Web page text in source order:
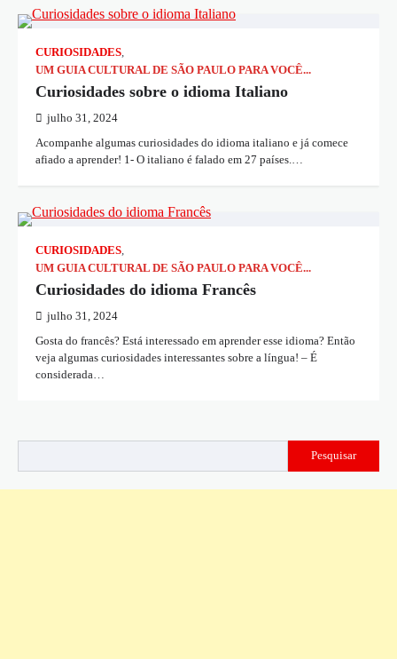
CURIOSIDADES,
UM GUIA CULTURAL DE SÃO PAULO PARA VOCÊ...
Curiosidades sobre o idioma Italiano
julho 31, 2024
Acompanhe algumas curiosidades do idioma italiano e já comece
afiado a aprender! 1- O italiano é falado em 27 países.…
CURIOSIDADES,
UM GUIA CULTURAL DE SÃO PAULO PARA VOCÊ...
Curiosidades do idioma Francês
julho 31, 2024
Gosta do francês? Está interessado em aprender esse idioma? Então
veja algumas curiosidades interessantes sobre a língua! – É
considerada…
Pesquisar